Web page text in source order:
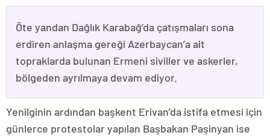
Öte yandan Dağlık Karabağ’da çatışmaları sona
erdiren anlaşma gereği Azerbaycan’a ait
topraklarda bulunan Ermeni siviller ve askerler,
bölgeden ayrılmaya devam ediyor.
Yenilginin ardından başkent Erivan’da istifa etmesi için
günlerce protestolar yapılan Başbakan Paşinyan ise